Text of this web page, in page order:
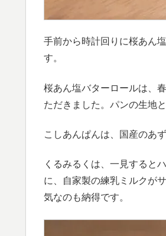
手前から時計回りに桜あん
す。
桜あん塩バターロールは、
ただきました。パンの生地
こしあんぱんは、国産のあ
くるみるくは、一見すると
に、自家製の練乳ミルクが
気なのも納得です。